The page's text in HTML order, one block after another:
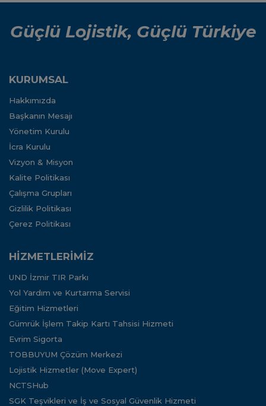
Güçlü Lojistik, Güçlü Türkiye
KURUMSAL
Hakkımızda
Başkanın Mesajı
Yönetim Kurulu
İcra Kurulu
Vizyon & Misyon
Kalite Politikası
Çalışma Grupları
Gizlilik Politikası
Çerez Politikası
HİZMETLERİMİZ
UND İzmir TIR Parkı
Yol Yardım ve Kurtarma Servisi
Eğitim Hizmetleri
Gümrük İşlem Takip Kartı Tahsisi Hizmeti
Evrim Sigorta
TOBBUYUM Çözüm Merkezi
Lojistik Hizmetler (Move Expert)
NCTSHub
SGK Teşvikleri ve İş ve Sosyal Güvenlik Hizmeti